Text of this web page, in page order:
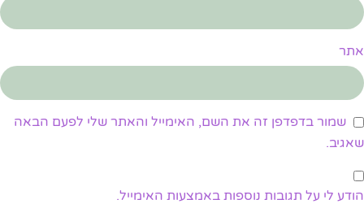
אתר
שמור בדפדפן זה את השם, האימייל והאתר שלי לפעם הבאה
שאגיב.
הודע לי על תגובות נוספות באמצעות האימייל.